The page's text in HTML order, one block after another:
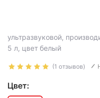
ультразвуковой,
5 л, цвет белый
(1 отзывов)
Цвет: